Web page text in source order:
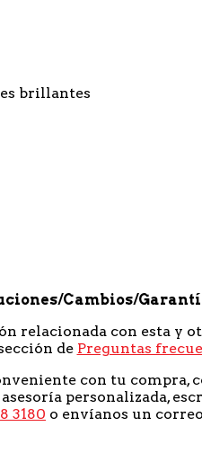
brillantes
Cambios/
relacionada con esta y
de Preguntas
con tu compra,
personalizada,
3180 o envíanos un